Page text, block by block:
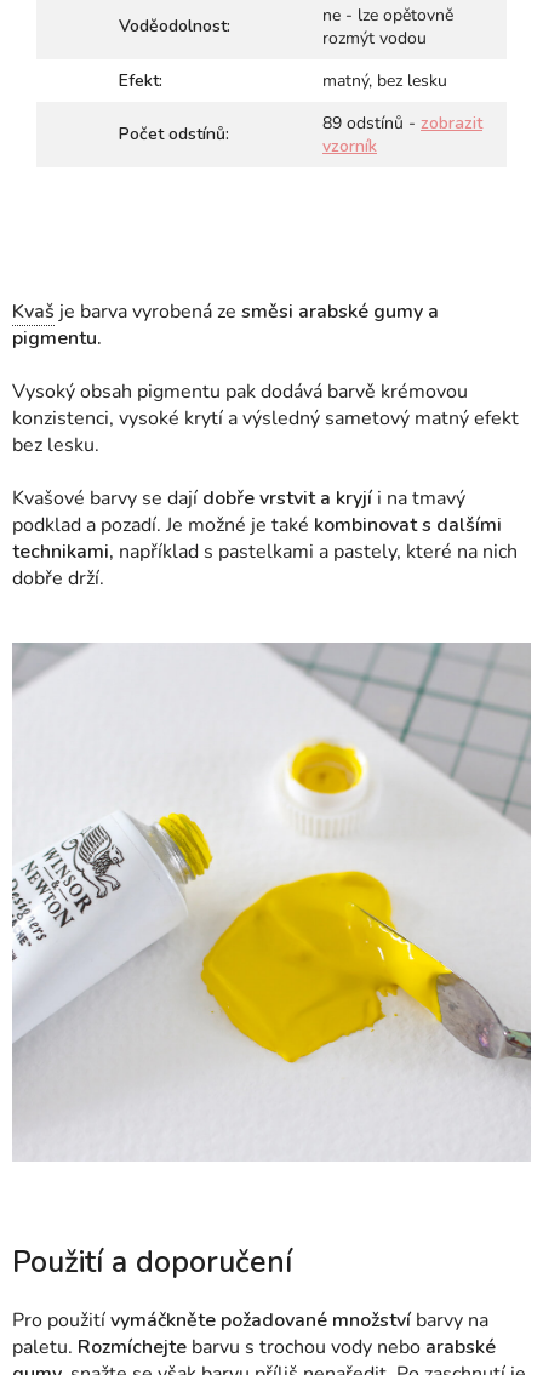
Voděodolnost:
ne - lze opětovně
rozmýt vodou
Efekt:
matný, bez lesku
Počet odstínů: 89 odstínů - zobrazit
vzorník
Kvaš je barva vyrobená ze směsi arabské gumy a
pigmentu.
Vysoký obsah pigmentu pak dodává barvě krémovou
konzistenci, vysoké krytí a výsledný sametový matný efekt
bez lesku.
Kvašové barvy se dají dobře vrstvit a kryjíi na tmavý
podklad a pozadí. Je možné je také kombinovat s dalšími
technikami, například s pastelkami a pastely, které na nich
dobře drží.
Použití a doporučení
Pro použitívymáčkněte požadované množstvíbarvy na
paletu. Rozmíchejte barvu s trochou vody nebo arabské